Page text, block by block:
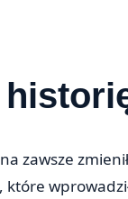
zawsze